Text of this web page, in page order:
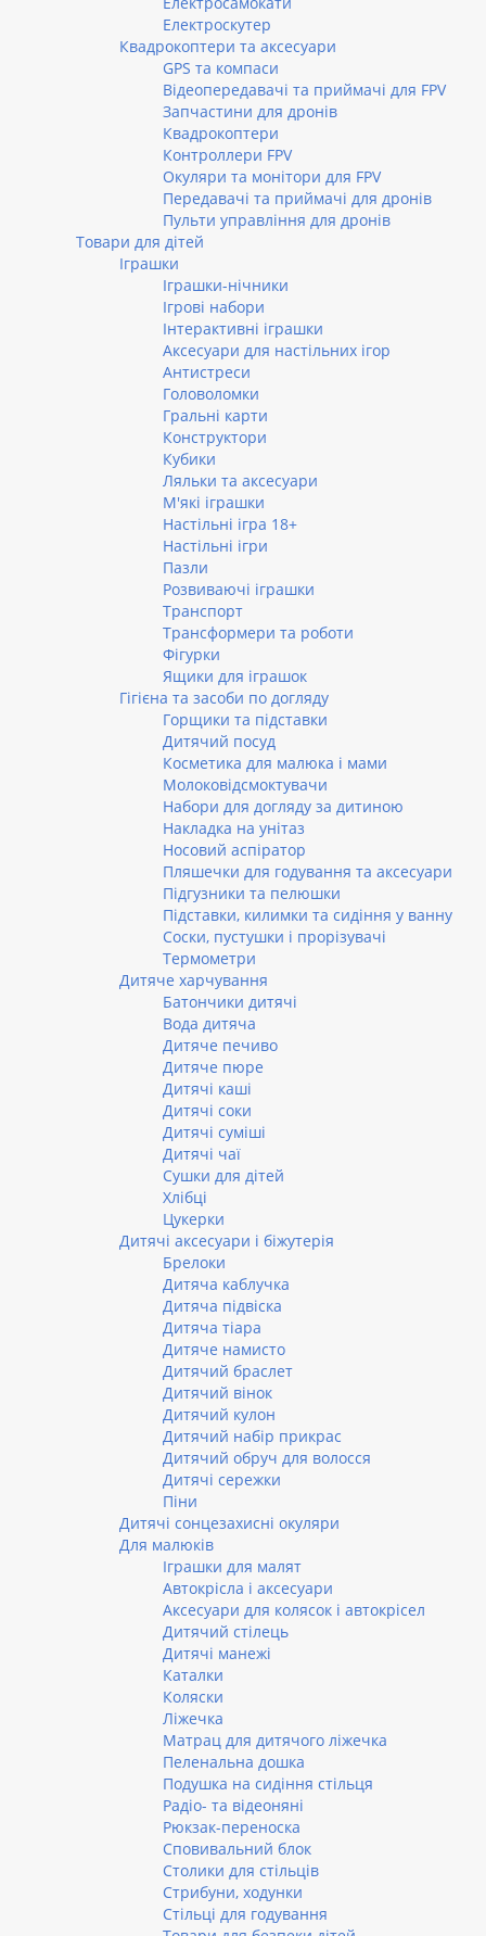
Електроскутер
Квадрокоптери та аксесуари
GPS та компаси
Відеопередавачі та приймачі для FPV
Запчастини для дронів
Квадрокоптери
Контроллери FPV
Окуляри та монітори для FPV
Передавачі та приймачі для дронів
Пульти управління для дронів
Товари для дітей
Іграшки
Іграшки-нічники
Ігрові набори
Інтерактивні іграшки
Аксесуари для настільних ігор
Антистреси
Головоломки
Гральні карти
Конструктори
Кубики
Ляльки та аксесуари
М'які іграшки
Настільні ігра 18+
Настільні ігри
Пазли
Розвиваючі іграшки
Транспорт
Трансформери та роботи
Фігурки
Ящики для іграшок
Гігієна та засоби по догляду
Горщики та підставки
Дитячий посуд
Косметика для малюка і мами
Молоковідсмоктувачи
Набори для догляду за дитиною
Накладка на унітаз
Носовий аспіратор
Пляшечки для годування та аксесуари
Підгузники та пелюшки
Підставки, килимки та сидіння у ванну
Соски, пустушки і прорізувачі
Термометри
Дитяче харчування
Батончики дитячі
Вода дитяча
Дитяче печиво
Дитяче пюре
Дитячі каші
Дитячі соки
Дитячі суміші
Дитячі чаї
Сушки для дітей
Хлібці
Цукерки
Дитячі аксесуари і біжутерія
Брелоки
Дитяча каблучка
Дитяча підвіска
Дитяча тіара
Дитяче намисто
Дитячий браслет
Дитячий вінок
Дитячий кулон
Дитячий набір прикрас
Дитячий обруч для волосся
Дитячі сережки
Піни
Дитячі сонцезахисні окуляри
Для малюків
Іграшки для малят
Автокрісла і аксесуари
Аксесуари для колясок і автокрісел
Дитячий стілець
Дитячі манежі
Каталки
Коляски
Ліжечка
Матрац для дитячого ліжечка
Пеленальна дошка
Подушка на сидіння стільця
Радіо- та відеоняні
Рюкзак-переноска
Сповивальний блок
Столики для стільців
Стрибуни, ходунки
Стільці для годування